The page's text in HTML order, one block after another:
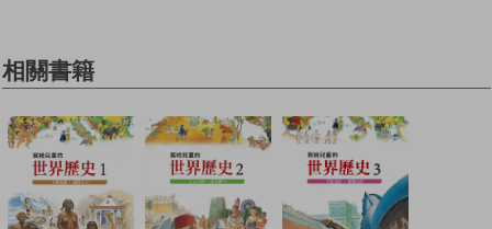
相關書籍